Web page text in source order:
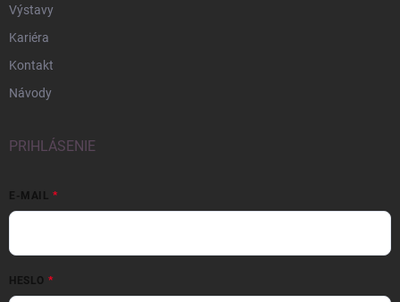
Výstavy
Kariéra
Kontakt
Návody
PRIHLÁSENIE
E-MAIL
HESLO